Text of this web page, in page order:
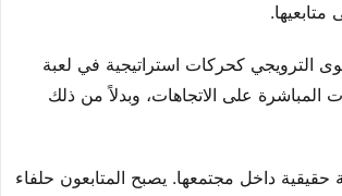
الترويجي كحركات استراتيجية في لعبة
المباشرة على الاتجاهات، وبدلاً من ذلك
حقيقية داخل مجتمعها. يصبح المتابعون حلفاء